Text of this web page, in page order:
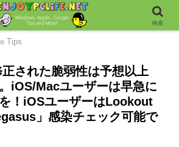
Tips
された脆弱性は予想以上
iOS/Macユーザーは早急に
！iOSユーザーはLookout
」感染チェック可能で
検索